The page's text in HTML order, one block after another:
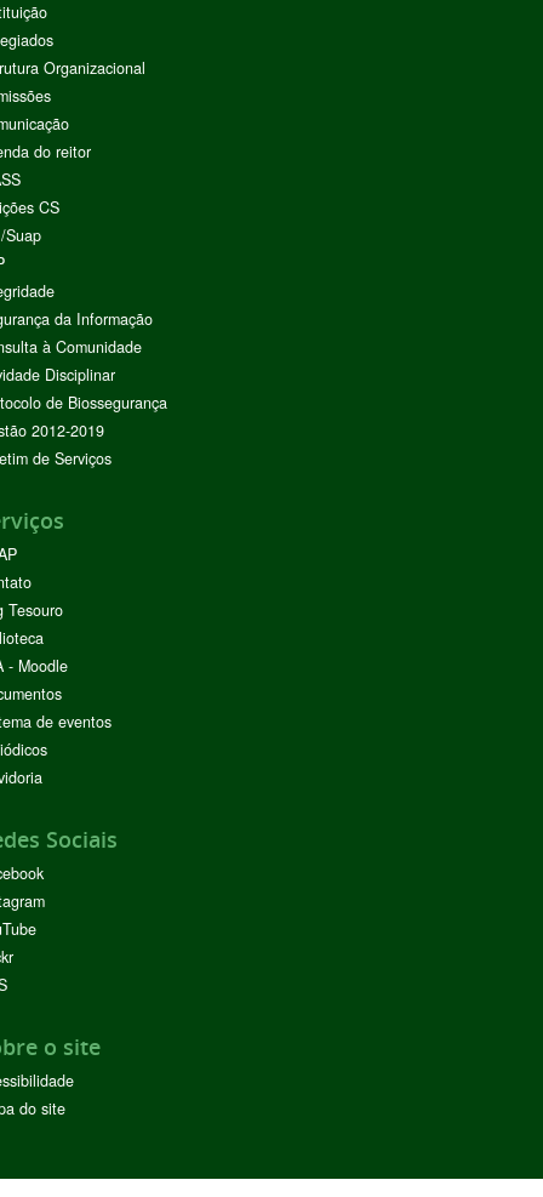
Organizacional
do reitor
CS
Suap
da Informação
à Comunidade
Disciplinar
de Biossegurança
2012-2019
de Serviços
Tesouro
- Moodle
de eventos
Sociais
o site
do site